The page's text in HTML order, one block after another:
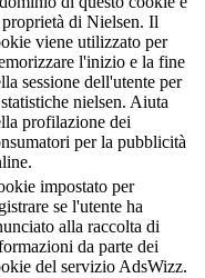
di Nielsen. Il
viene utilizzato per
l'inizio e la fine
sessione dell'utente per
nielsen. Aiuta
profilazione dei
per la pubblicità
impostato per
se l'utente ha
alla raccolta di
da parte dei
del servizio AdsWizz.